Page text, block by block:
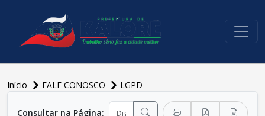
Início FALE CONOSCO
LGPD
Consultar na Página: